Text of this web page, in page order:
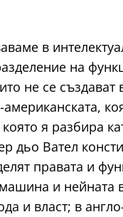
в
на
не се създават
я разбира
Вател
правата и
машина и
и власт; в